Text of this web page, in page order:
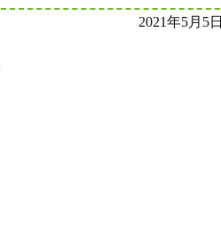
2021年5月5日